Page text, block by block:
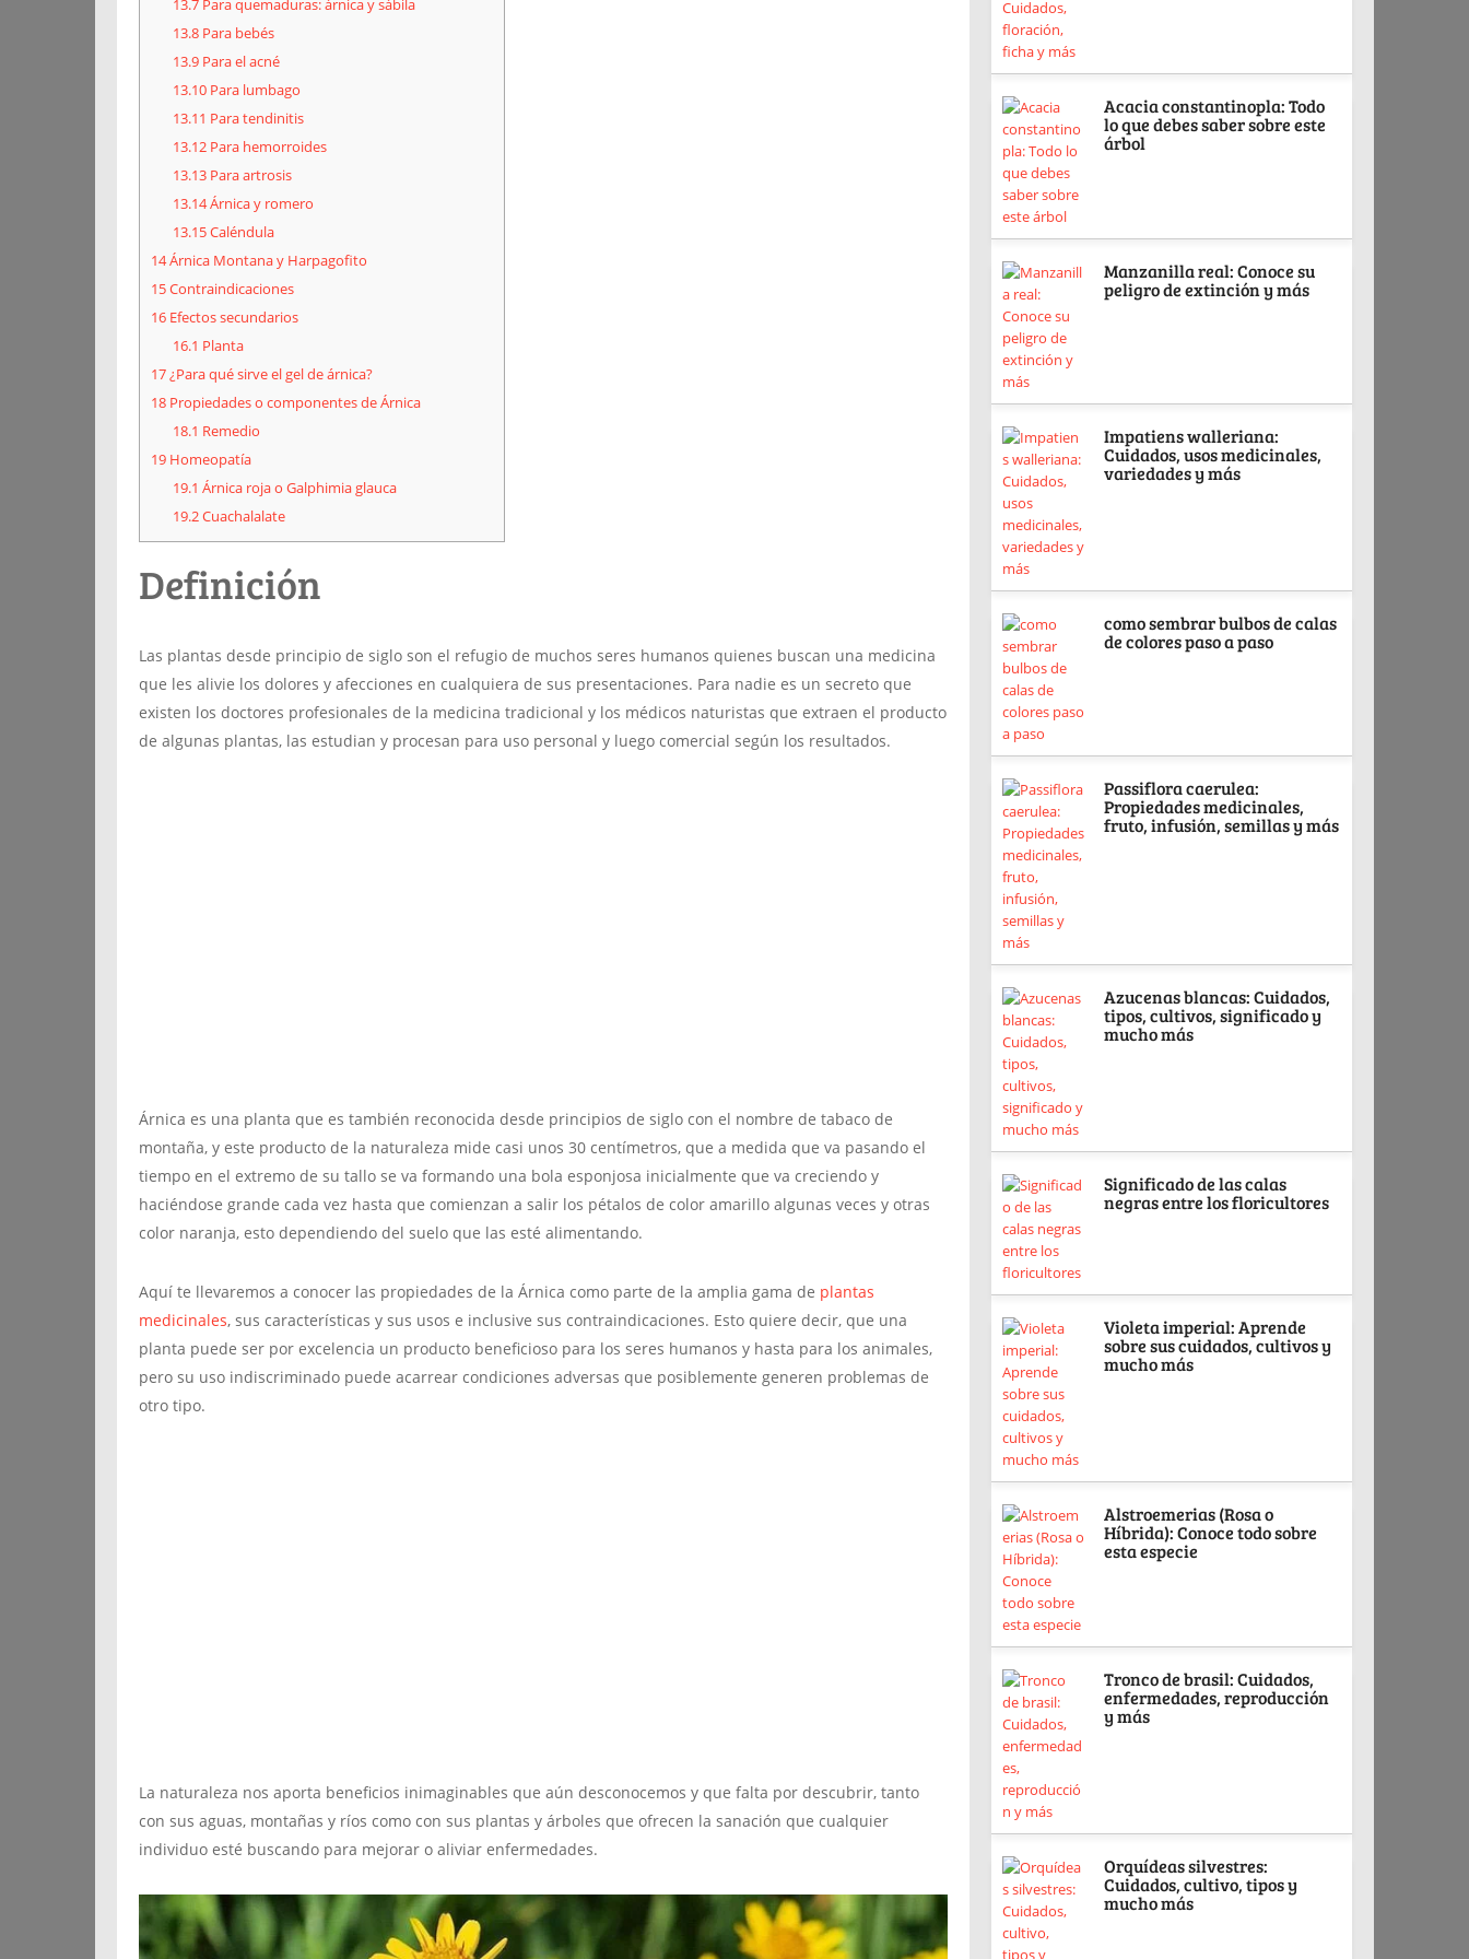
13.7Para quemaduras: árnica y sábila
13.8Para bebés
13.9Para el acné
13.10Para lumbago
13.11 Para tendinitis
13.12Para hemorroides
13.13Para artrosis
13.14Árnica y romero
13.15Caléndula
14Árnica Montana y Harpagofito
15Contraindicaciones
16 Efectos secundarios
16.1 Planta
17¿Para qué sirve el gel de árnica?
18 Propiedades o componentes de Árnica
18.1 Remedio
19 Homeopatía
19.1 Árnica roja o Galphimia glauca
19.2Cuachalalate
Definición
Las plantas desde principio de siglo son el refugio de muchos seres humanos quienes buscan una medicina
que les alivie los dolores y afecciones en cualquiera de sus presentaciones. Para nadie es un secreto que
existen los doctores profesionales de la medicina tradicional y los médicos naturistas que extraen el producto
de algunas plantas, las estudian y procesan para uso personal y luego comercial según los resultados.
Árnica es una planta que es también reconocida desde principios de siglo con el nombre de tabaco de
montaña, y este producto de la naturaleza mide casi unos 30 centímetros, que a medida que va pasando el
tiempo en el extremo de su tallo se va formando una bola esponjosa inicialmente que va creciendo y
haciéndose grande cada vez hasta que comienzan a salir los pétalos de color amarillo algunas veces y otras
color naranja, esto dependiendo del suelo que las esté alimentando.
Aquí te llevaremos a conocer las propiedades de la Árnica como parte de la amplia gama de plantas
medicinales, sus características y sus usos e inclusive sus contraindicaciones. Esto quiere decir, que una
planta puede ser por excelencia un producto beneficioso para los seres humanos y hasta para los animales,
pero su uso indiscriminado puede acarrear condiciones adversas que posiblemente generen problemas de
otro tipo.
La naturaleza nos aporta beneficios inimaginables que aún desconocemos y que falta por descubrir, tanto
con sus aguas, montañas y ríos como con sus plantas y árboles que ofrecen la sanación que cualquier
individuo esté buscando para mejorar o aliviar enfermedades.
Acacia constantinopla: Todo
lo que debes saber sobre este
árbol
Manzanilla real: Conoce su
peligro de extinción y más
Impatiens walleriana:
Cuidados, usos medicinales,
variedades y más
como sembrar bulbos de calas
de colores paso a paso
Passiflora caerulea:
Propiedades medicinales,
fruto, infusión, semillas y más
Azucenas blancas: Cuidados,
tipos, cultivos, significado y
mucho más
Significado de las calas
negras entre los floricultores
Violeta imperial: Aprende
sobre sus cuidados, cultivos y
mucho más
Alstroemerias (Rosa o
Híbrida): Conoce todo sobre
esta especie
Tronco de brasil: Cuidados,
enfermedades, reproducción
y más
Orquídeas silvestres:
Cuidados, cultivo, tipos y
mucho más